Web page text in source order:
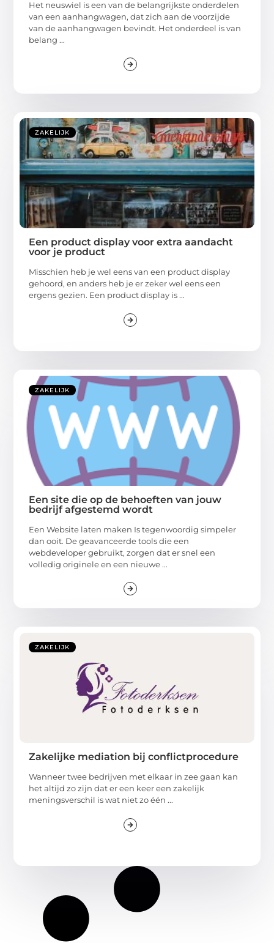
Het neuswiel is een van de belangrijkste onderdelen
van een aanhangwagen, dat zich aan de voorzijde
van de aanhangwagen bevindt. Het onderdeel is van
belang ...
ZAKELIJK
Een product display voor extra aandacht
voor je product
Misschien heb je wel eens van een product display
gehoord, en anders heb je er zeker wel eens een
ergens gezien. Een product display is ...
ZAKELIJK
Een site die op de behoeften van jouw
bedrijf afgestemd wordt
Een Website laten maken Is tegenwoordig simpeler
dan ooit. De geavanceerde tools die een
webdeveloper gebruikt, zorgen dat er snel een
volledig originele en een nieuwe ...
ZAKELIJK
Zakelijke mediation bij conflictprocedure
Wanneer twee bedrijven met elkaar in zee gaan kan
het altijd zo zijn dat er een keer een zakelijk
meningsverschil is wat niet zo één ...